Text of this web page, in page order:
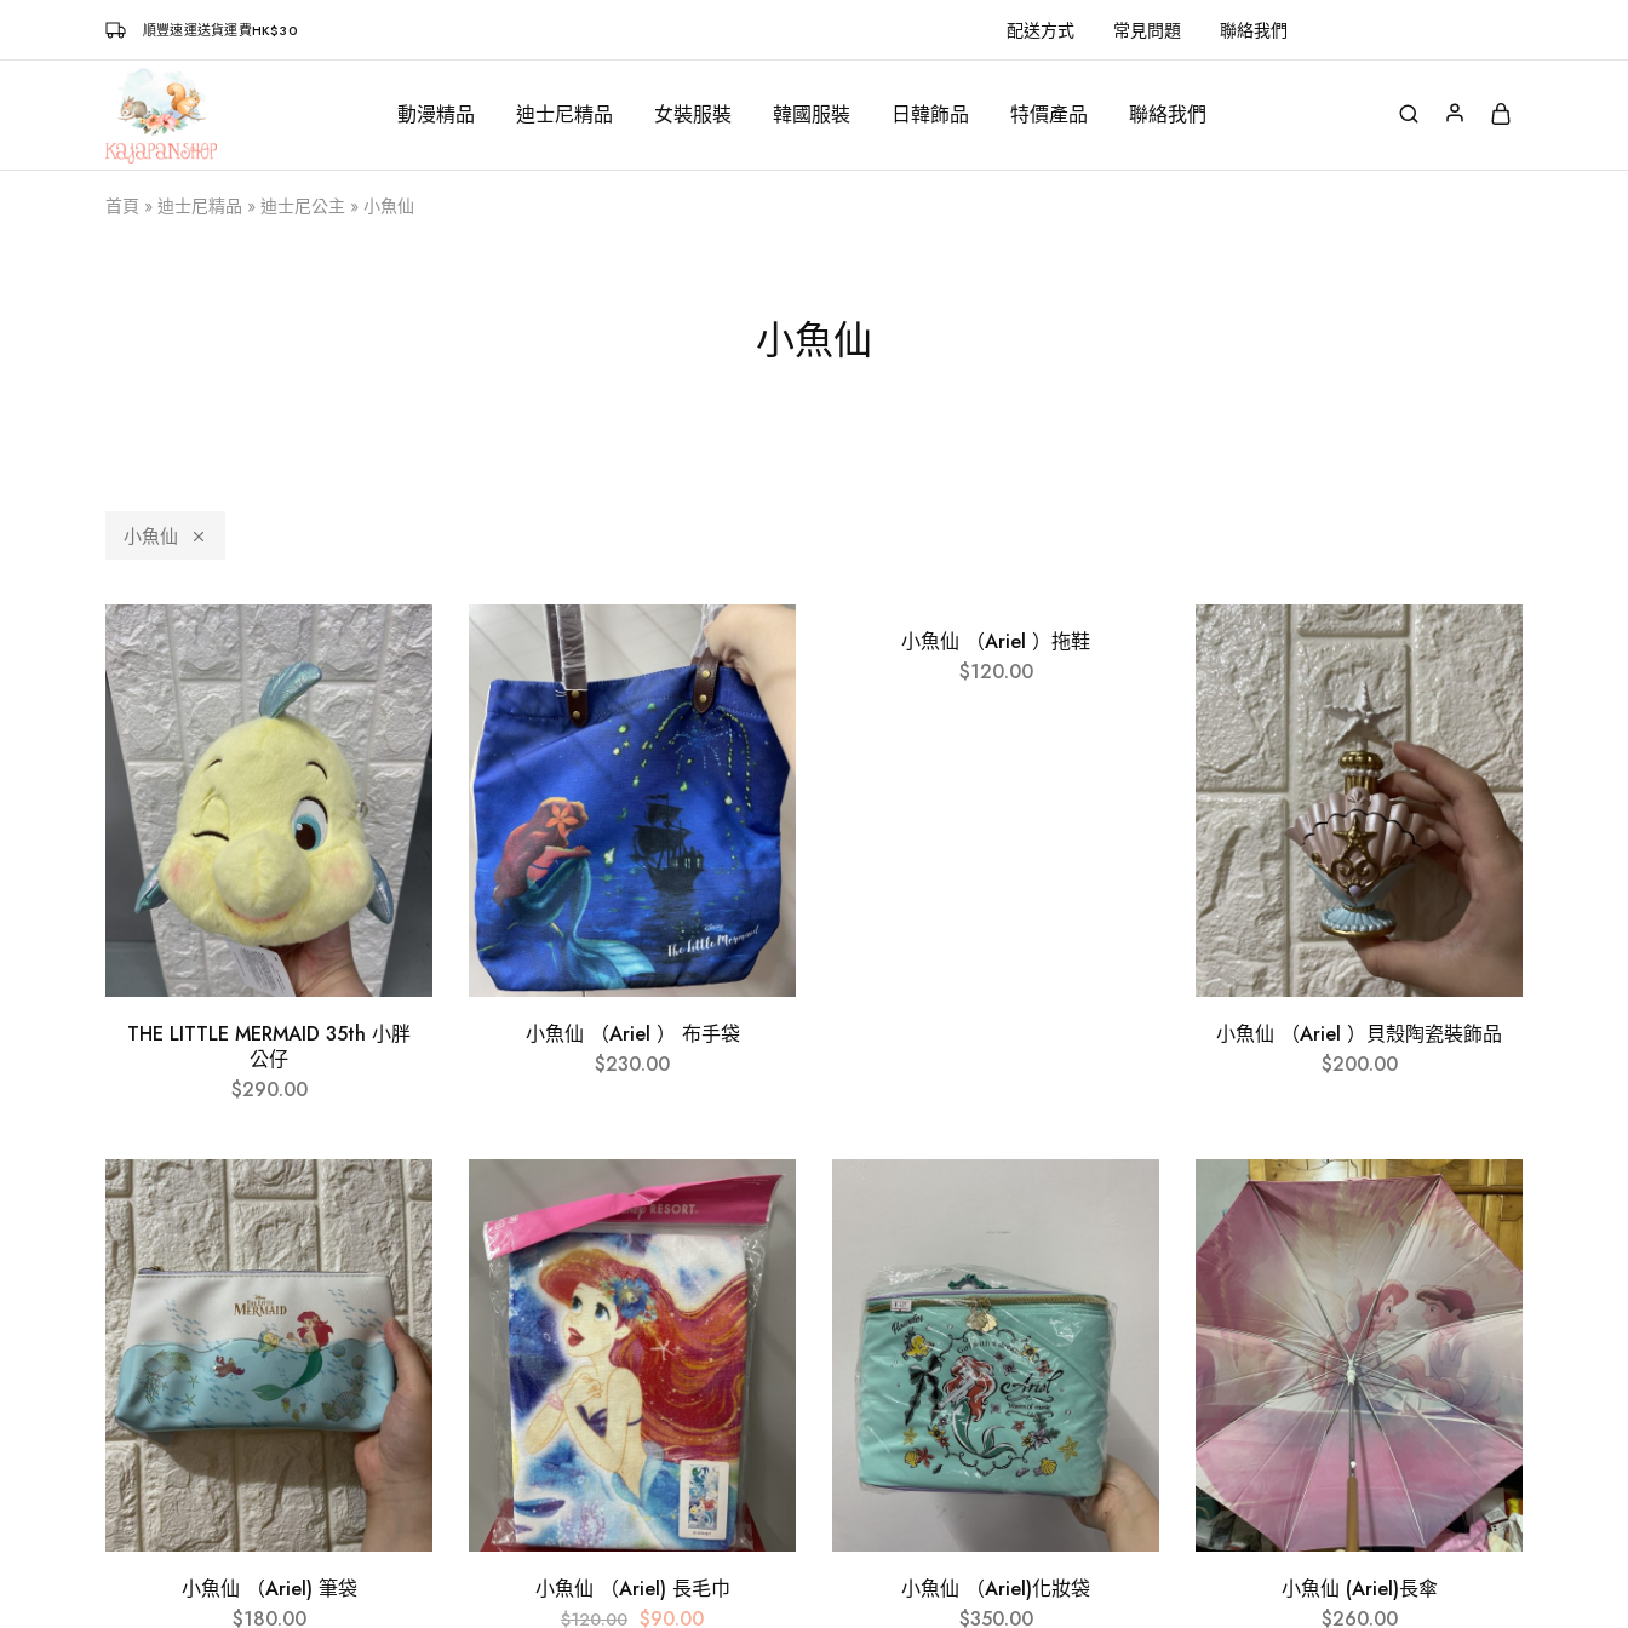
順豐速運送貨運費HK$30 配送方式 常見問題 聯絡我們
Kajapanshop
日
韓
百
貨
店
動漫精品 迪士尼精品 女裝服裝 韓國服裝 日韓飾品 特價產品 聯絡我們
首頁 » 迪士尼精品 » 迪士尼公主 » 小魚仙
小魚仙
小魚仙
THE LITTLE MERMAID 35th 小胖
公仔
$290.00
小魚仙 （Ariel ） 布手袋
$230.00
小魚仙 （Ariel ）拖鞋
$120.00
小魚仙 （Ariel ）貝殼陶瓷裝飾品
$200.00
小魚仙 （Ariel) 筆袋
$180.00
小魚仙 （Ariel) 長毛巾
$120.00 $90.00
小魚仙 （Ariel)化妝袋
$350.00
小魚仙 (Ariel)長傘
$260.00